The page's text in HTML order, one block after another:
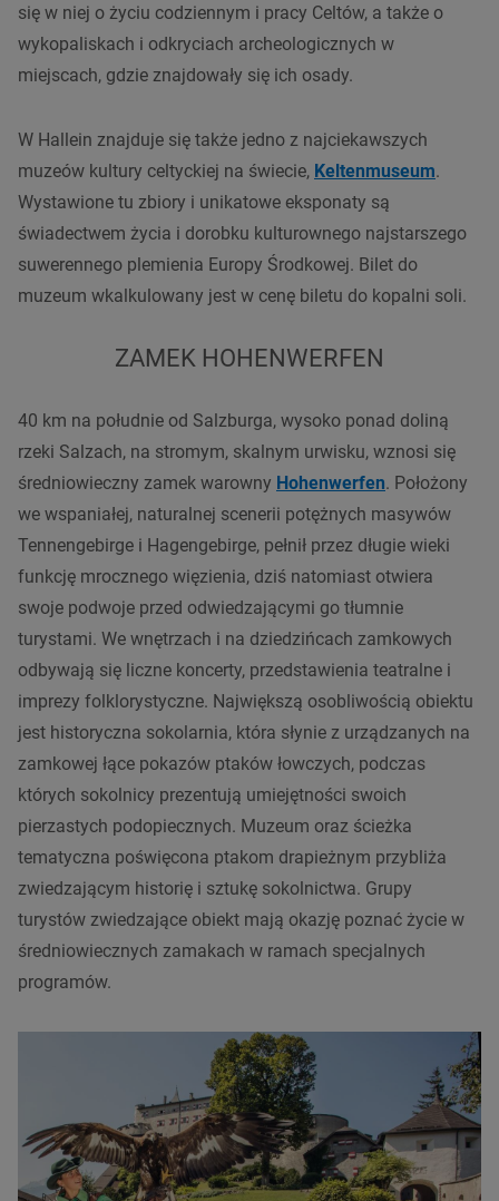
się w niej o życiu codziennym i pracy Celtów, a także o
wykopaliskach i odkryciach archeologicznych w
miejscach, gdzie znajdowały się ich osady.
W Hallein znajduje się także jedno z najciekawszych
muzeów kultury celtyckiej na świecie, Keltenmuseum.
Wystawione tu zbiory i unikatowe eksponaty są
świadectwem życia i dorobku kulturownego najstarszego
suwerennego plemienia Europy Środkowej. Bilet do
muzeum wkalkulowany jest w cenę biletu do kopalni soli.
ZAMEK HOHENWERFEN
40 km na południe od Salzburga, wysoko ponad doliną
rzeki Salzach, na stromym, skalnym urwisku, wznosi się
średniowieczny zamek warowny Hohenwerfen. Położony
we wspaniałej, naturalnej scenerii potężnych masywów
Tennengebirge i Hagengebirge, pełnił przez długie wieki
funkcję mrocznego więzienia, dziś natomiast otwiera
swoje podwoje przed odwiedzającymi go tłumnie
turystami. We wnętrzach i na dziedzińcach zamkowych
odbywają się liczne koncerty, przedstawienia teatralne i
imprezy folklorystyczne. Największą osobliwością obiektu
jest historyczna sokolarnia, która słynie z urządzanych na
zamkowej łące pokazów ptaków łowczych, podczas
których sokolnicy prezentują umiejętności swoich
pierzastych podopiecznych. Muzeum oraz ścieżka
tematyczna poświęcona ptakom drapieżnym przybliża
zwiedzającym historię i sztukę sokolnictwa. Grupy
turystów zwiedzające obiekt mają okazję poznać życie w
średniowiecznych zamakach w ramach specjalnych
programów.